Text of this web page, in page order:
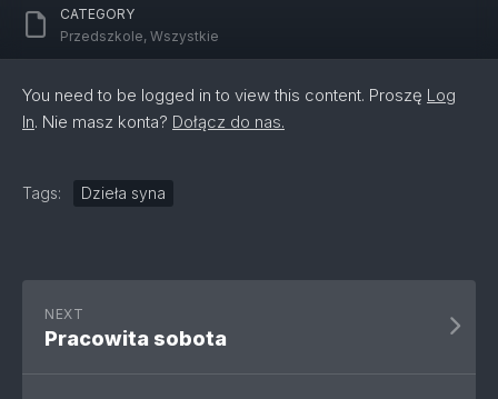
CATEGORY
Przedszkole, Wszystkie
You need to be logged in to view this content. Proszę Log
In. Nie masz konta? Dołącz do nas.
Tags: Dzieła syna
NEXT
Pracowita sobota